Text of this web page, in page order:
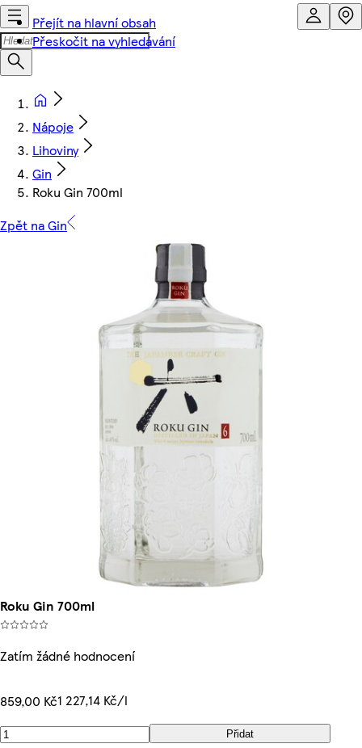
Přejít na hlavní obsah
Přeskočit na vyhledávání
Nápoje
Lihoviny
Gin
Roku Gin 700ml
Zpět na Gin
Roku Gin 700ml
Zatím žádné hodnocení
859,00 Kč1 227,14 Kč/l
Přidat